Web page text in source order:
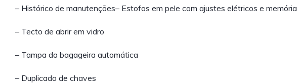
– Histórico de manutenções– Estofos em pele com ajustes elétricos e memória
– Tecto de abrir em vidro
– Tampa da bagageira automática
– Duplicado de chaves